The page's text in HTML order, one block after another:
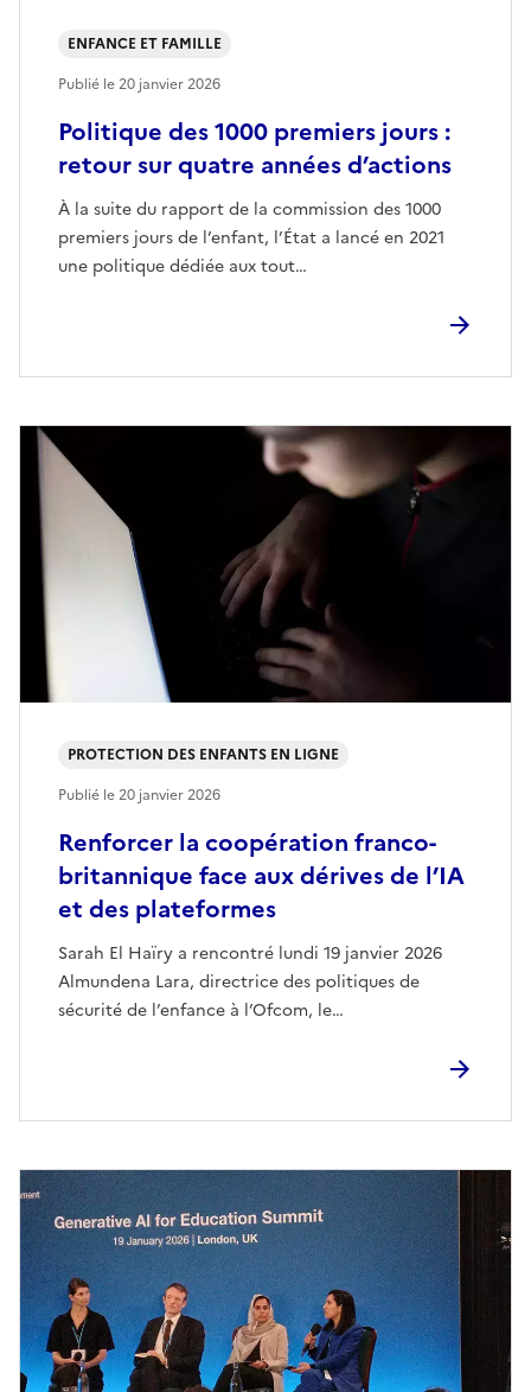
Politique des 1000 premiers jours :
retour sur quatre années d’actions
À la suite du rapport de la commission des 1000
premiers jours de l’enfant, l’État a lancé en 2021
une politique dédiée aux tout…
ENFANCE ET FAMILLE
Publié le20 janvier 2026
Renforcer la coopération franco-
britannique face aux dérives de l’IA
et des plateformes
Sarah El Haïry a rencontré lundi 19 janvier 2026
Almundena Lara, directrice des politiques de
sécurité de l’enfance à l’Ofcom, le…
PROTECTION DES ENFANTS EN LIGNE
Publié le20 janvier 2026